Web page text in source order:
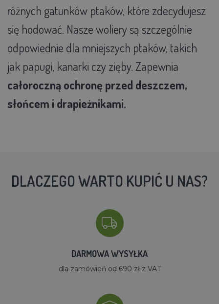
różnych gatunków ptaków, które zdecydujesz
się hodować. Nasze woliery są szczególnie
odpowiednie dla mniejszych ptaków, takich
jak papugi, kanarki czy zięby. Zapewnia
całoroczną ochronę przed deszczem,
słońcem i drapieżnikami.
DLACZEGO WARTO KUPIĆ U NAS?
DARMOWA WYSYŁKA
dla zamówień od 690 zł z VAT